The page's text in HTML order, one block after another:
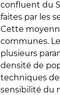
confluent du
faites par les
Cette
communes.
plusieurs
densité de
techniques
sensibilité du